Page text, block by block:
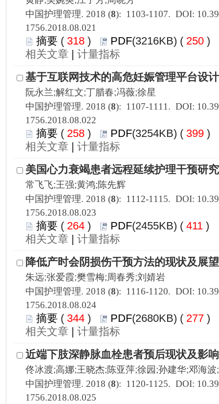
1756.2018.08.021
318 ) 250 )
|
1756.2018.08.022
258 ) 399 )
|
1756.2018.08.023
264 ) 411 )
|
1756.2018.08.024
344 ) 277 )
|
1756.2018.08.025